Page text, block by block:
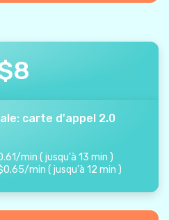
8
carte d'appel 2.0
/min ( jusqu'à 13 min )
0.65/min ( jusqu'à 12 min )